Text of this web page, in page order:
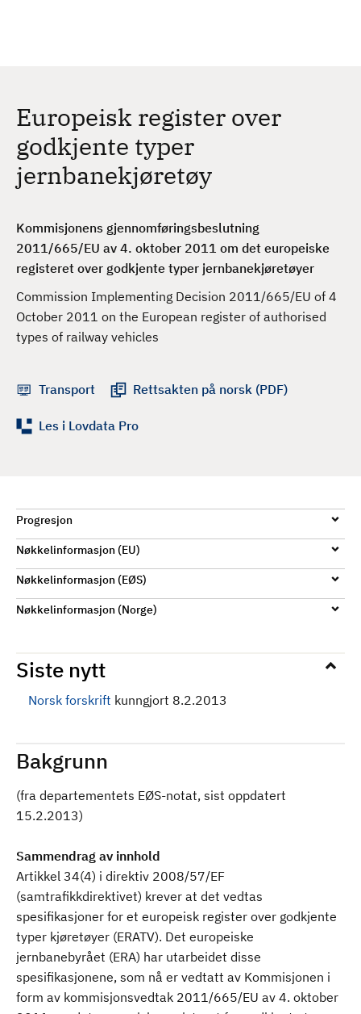
Europeisk register over
godkjente typer
jernbanekjøretøy
Kommisjonens gjennomføringsbeslutning
2011/665/EU av 4. oktober 2011 om det europeiske
registeret over godkjente typer jernbanekjøretøyer
Commission Implementing Decision 2011/665/EU of 4
October 2011 on the European register of authorised
types of railway vehicles
Transport Rettsakten på norsk (PDF)
Les i Lovdata Pro
Progresjon
Nøkkelinformasjon (EU)
Nøkkelinformasjon (EØS)
Nøkkelinformasjon (Norge)
Siste nytt
Norsk forskrift kunngjort 8.2.2013
Bakgrunn
(fra departementets EØS-notat, sist oppdatert
15.2.2013)
Sammendrag av innhold
Artikkel 34(4) i direktiv 2008/57/EF
(samtrafikkdirektivet) krever at det vedtas
spesifikasjoner for et europeisk register over godkjente
typer kjøretøyer (ERATV). Det europeiske
jernbanebyrået (ERA) har utarbeidet disse
spesifikasjonene, som nå er vedtatt av Kommisjonen i
form av kommisjonsvedtak 2011/665/EU av 4. oktober